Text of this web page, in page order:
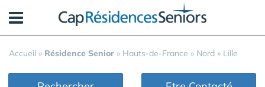
Accueil » Résidence Senior » Hauts-de-France » Nord » Lille